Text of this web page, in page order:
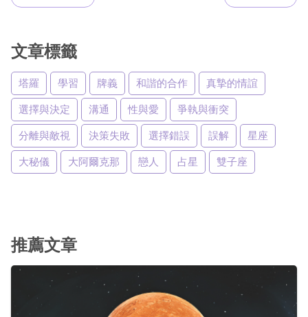
文章標籤
塔羅 學習 牌義 和諧的合作
真摯的情誼
選擇與決定
溝通 性與愛
爭執與衝突
分離與敵視
決策失敗 選擇錯誤 誤解
星座
大秘儀
大阿爾克那 戀人 占星 雙子座
推薦文章